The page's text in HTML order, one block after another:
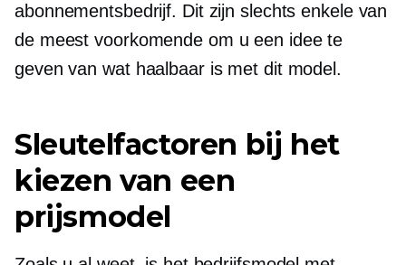
abonnementsbedrijf. Dit zijn slechts enkele van
de meest voorkomende om u een idee te
geven van wat haalbaar is met dit model.
Sleutelfactoren bij het
kiezen van een
prijsmodel